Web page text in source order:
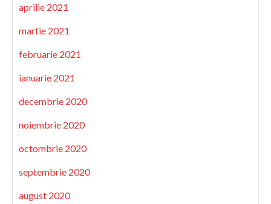
aprilie 2021
martie 2021
februarie 2021
ianuarie 2021
decembrie 2020
noiembrie 2020
octombrie 2020
septembrie 2020
august 2020